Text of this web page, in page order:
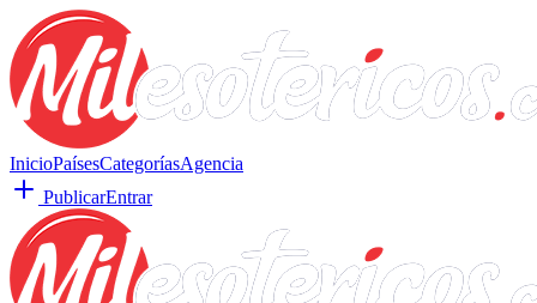
InicioPaísesCategoríasAgencia
PublicarEntrar